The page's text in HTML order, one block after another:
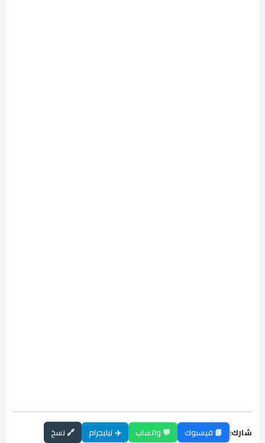
شارك: 📘 فيسبوك 💬 واتساب ✈️ تيليجرام 🔗 نسخ